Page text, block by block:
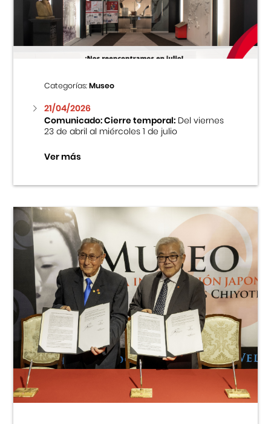
Centro Cultural Peruano Japonés
Museo de la Inmigración Japonesa
Fondo Editorial
Teatro Peruano Japonés
Categorías:Museo
21/04/2026
Comunicado: Cierre temporal:Del viernes
23 de abril al miércoles 1 de julio
Ver más